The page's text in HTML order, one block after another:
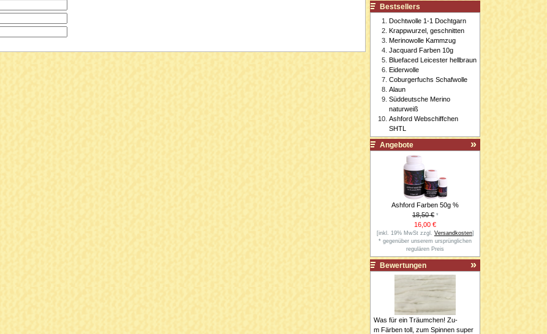
Bestsellers
Dochtwolle 1-1 Dochtgarn
Krappwurzel, geschnitten
Merinowolle Kammzug
Jacquard Farben 10g
Bluefaced Leicester hellbraun
Eiderwolle
Coburgerfuchs Schafwolle
Alaun
Süddeutsche Merino
naturweiß
Ashford Webschiffchen
SHTL
Angebote
Ashford Farben 50g %
18,50 €*
16,00 €
[inkl. 19% MwSt zzgl. Versandkosten]
* gegenüber unserem ursprünglichen
regulären Preis
Bewertungen
Was für ein Träumchen! Zu-
m Färben toll, zum Spinnen super